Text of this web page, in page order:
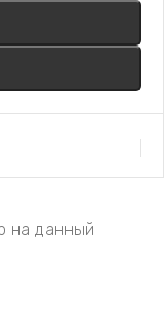
на данный